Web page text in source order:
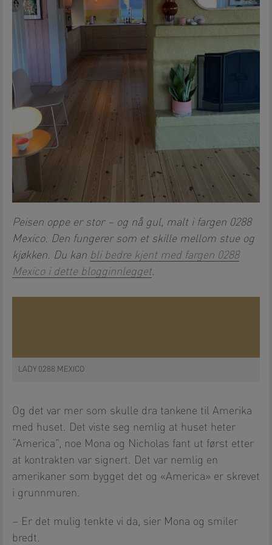
Peisen oppe er stor – og nå gul, malt i fargen 0288
Mexico. Den fungerer som et skille mellom stue og
kjøkken. Du kan bli bedre kjent med fargen 0288
Mexico i dette blogginnlegget.
LADY 0288 MEXICO
Og det var mer som skulle dra tankene til Amerika
med huset. Det viste seg nemlig at huset heter
“America”, noe Mona og Nicholas fant ut først etter
at kontrakten var signert. Det var nemlig en
amerikaner som bygget det og «America» er skrevet
i grunnmuren.
– Er det mulig tenkte vi da, sier Mona og smiler
bredt.